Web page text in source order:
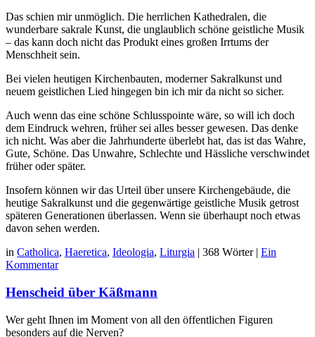
Das schien mir unmöglich. Die herrlichen Kathedralen, die
wunderbare sakrale Kunst, die unglaublich schöne geistliche Musik
– das kann doch nicht das Produkt eines großen Irrtums der
Menschheit sein.
Bei vielen heutigen Kirchenbauten, moderner Sakralkunst und
neuem geistlichen Lied hingegen bin ich mir da nicht so sicher.
Auch wenn das eine schöne Schlusspointe wäre, so will ich doch
dem Eindruck wehren, früher sei alles besser gewesen. Das denke
ich nicht. Was aber die Jahrhunderte überlebt hat, das ist das Wahre,
Gute, Schöne. Das Unwahre, Schlechte und Hässliche verschwindet
früher oder später.
Insofern können wir das Urteil über unsere Kirchengebäude, die
heutige Sakralkunst und die gegenwärtige geistliche Musik getrost
späteren Generationen überlassen. Wenn sie überhaupt noch etwas
davon sehen werden.
in Catholica, Haeretica, Ideologia, Liturgia | 368 Wörter | Ein
Kommentar
Henscheid über Käßmann
Wer geht Ihnen im Moment von all den öffentlichen Figuren
besonders auf die Nerven?